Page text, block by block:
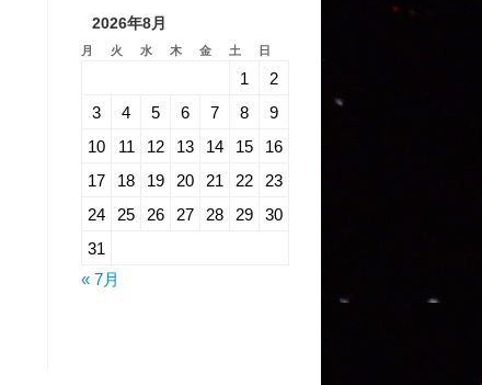
2026年8月
月 火 水 木 金 土 日
1
2
3
4 5 6 7 8
9
10
11 12 13 14 15
16
17
18 19 20 21 22
23
24
25 26 27 28 29
30
31
« 7月